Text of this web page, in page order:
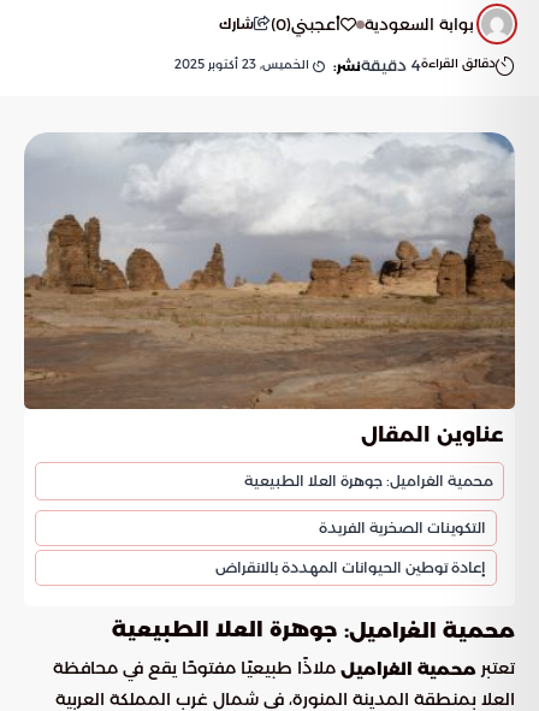
بوابة السعودية أعجبني(
0
) شارك
دقائق القراءة4 دقيقةنشر: الخميس, 23 أكتوبر 2025
عناوين المقال
محمية الغراميل: جوهرة العلا الطبيعية
التكوينات الصخرية الفريدة
إعادة توطين الحيوانات المهددة بالانقراض
محمية الغراميل: جوهرة العلا الطبيعية
تعتبر محمية الغراميل ملاذًا طبيعيًا مفتوحًا يقع في محافظة
العلا بمنطقة المدينة المنورة، في شمال غرب المملكة العربية